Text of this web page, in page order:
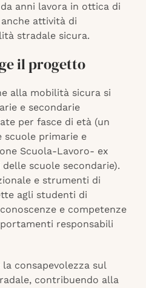
anni lavora in ottica di
attività di
stradale sicura.
il progetto
alla mobilità sicura si
e secondarie
per fasce di età (un
scuole primarie e
Scuola-Lavoro- ex
scuole secondarie).
e strumenti di
agli studenti di
e competenze
responsabili
la consapevolezza sul
contribuendo alla